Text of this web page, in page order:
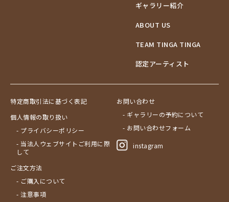
ギャラリー紹介
ABOUT US
TEAM TINGA TINGA
認定アーティスト
特定商取引法に基づく表記
個人情報の取り扱い
- プライバシーポリシー
- 当法人ウェブサイトご利用に際
して
ご注文方法
- ご購入について
- 注意事項
お問い合わせ
- ギャラリーの予約について
- お問い合わせフォーム
instagram